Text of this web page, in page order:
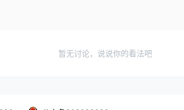
暂无讨论，说说你的看法吧